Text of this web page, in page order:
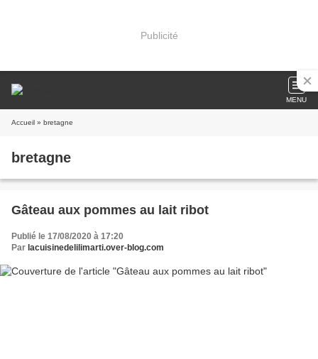
Publicité
MENU
Accueil » bretagne
bretagne
Gâteau aux pommes au lait ribot
Publié le 17/08/2020 à 17:20
Par lacuisinedelilimarti.over-blog.com